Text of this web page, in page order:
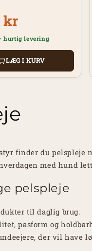
kr
hurtig levering
LÆG I KURV
finder du
med hund
pelspleje
til daglig brug.
pasform og
der vil have